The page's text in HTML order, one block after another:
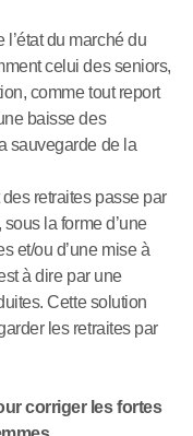
du marché du
celui des seniors,
comme tout report
baisse des
sauvegarde de la
retraites passe par
la forme d’une
et/ou d’une mise à
à dire par une
Cette solution
les retraites par
corriger les fortes